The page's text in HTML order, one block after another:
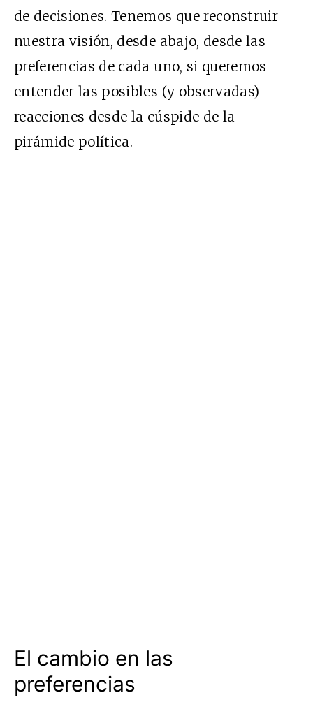
de decisiones. Tenemos que reconstruir
nuestra visión, desde abajo, desde las
preferencias de cada uno, si queremos
entender las posibles (y observadas)
reacciones desde la cúspide de la
pirámide política.
El cambio en las
preferencias